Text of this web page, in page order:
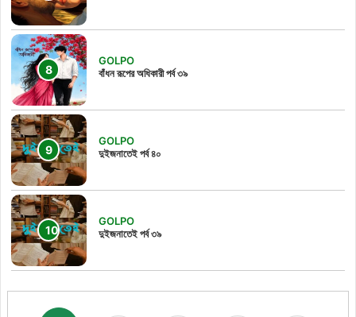
GOLPO
বাঁধন রূপের অধিকারী পর্ব ৩৯
GOLPO
দুইজনাতেই পর্ব ৪০
GOLPO
দুইজনাতেই পর্ব ৩৯